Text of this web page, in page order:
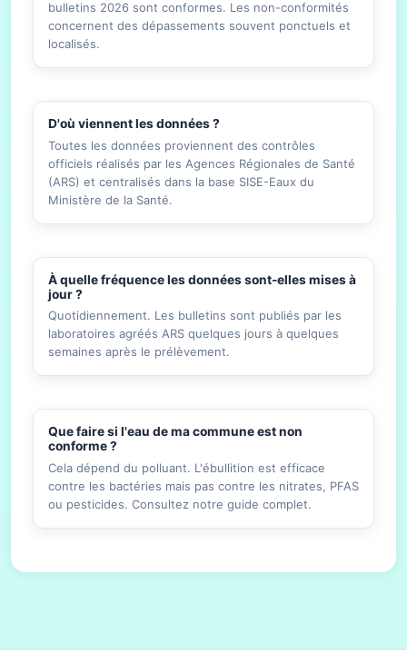
bulletins 2026 sont conformes. Les non-conformités
concernent des dépassements souvent ponctuels et
localisés.
D'où viennent les données ?
Toutes les données proviennent des contrôles
officiels réalisés par les Agences Régionales de Santé
(ARS) et centralisés dans la base SISE-Eaux du
Ministère de la Santé.
À quelle fréquence les données sont-elles mises à
jour ?
Quotidiennement. Les bulletins sont publiés par les
laboratoires agréés ARS quelques jours à quelques
semaines après le prélèvement.
Que faire si l'eau de ma commune est non
conforme ?
Cela dépend du polluant. L'ébullition est efficace
contre les bactéries mais pas contre les nitrates, PFAS
ou pesticides. Consultez notre guide complet.